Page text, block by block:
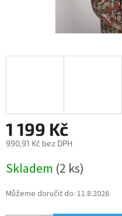
1 199 Kč
990,91 Kč bez DPH
cena:
Skladem (2 ks)
Můžeme doručit do: 11.8.2026